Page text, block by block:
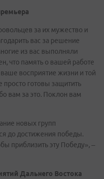
за их мужество и
вас за решение
из вас выполняли
что память о вашей работе
восприятие жизни и той
готовы защитить
вам за это. Поклон вам
новых групп
до достижения победы.
приблизить эту Победу», –
Дальнего Востока